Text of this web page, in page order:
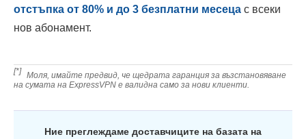
отстъпка от 80% и до 3 безплатни месеца с всеки
нов абонамент.
[*] Моля, имайте предвид, че щедрата гаранция за възстановяване
на сумата на ExpressVPN е валидна само за нови клиенти.
Ние преглеждаме доставчиците на базата на